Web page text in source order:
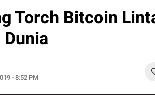
Torch Bitcoin
- 8:52 PM